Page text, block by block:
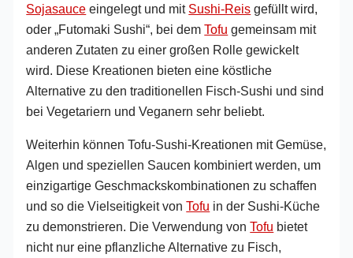
Sojasauce eingelegt und mit Sushi-Reis gefüllt wird,
oder „Futomaki Sushi“, bei demTofu gemeinsam mit
anderen Zutaten zu einer großen Rolle gewickelt
wird. Diese Kreationen bieten eine köstliche
Alternative zu den traditionellen Fisch-Sushi und sind
bei Vegetariern und Veganern sehr beliebt.
Weiterhin können Tofu-Sushi-Kreationen mit Gemüse,
Algen und speziellen Saucen kombiniert werden, um
einzigartige Geschmackskombinationen zu schaffen
und so die Vielseitigkeit vonTofu in der Sushi-Küche
zu demonstrieren. Die Verwendung vonTofu bietet
nicht nur eine pflanzliche Alternative zu Fisch,